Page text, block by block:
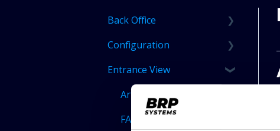
Back Office
Articles
FAQ
Configuration
Articles
FAQ
Entrance View
Articles
FAQ